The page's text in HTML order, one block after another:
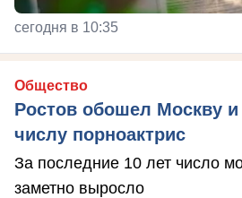
сегодня в 10:35
Общество
Ростов обошел Москву и
числу порноактрис
За последние 10 лет число
заметно выросло